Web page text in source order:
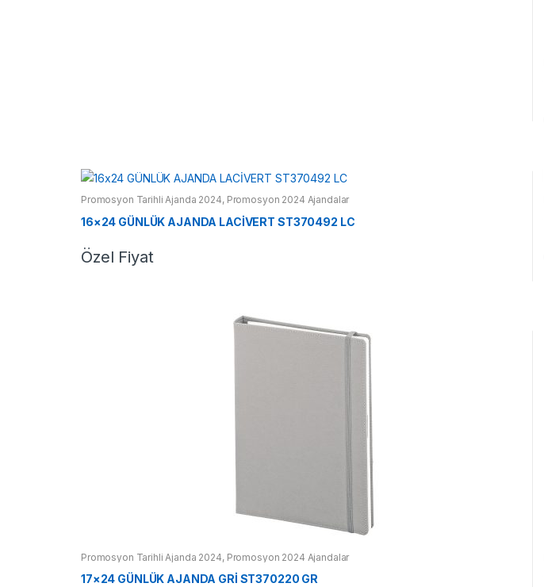
Promosyon Tarihli Ajanda 2024, Promosyon 2024 Ajandalar
16×24 GÜNLÜK AJANDA LACİVERT ST370492 LC
Özel Fiyat
Promosyon Tarihli Ajanda 2024, Promosyon 2024 Ajandalar
17×24 GÜNLÜK AJANDA GRİ ST370220 GR